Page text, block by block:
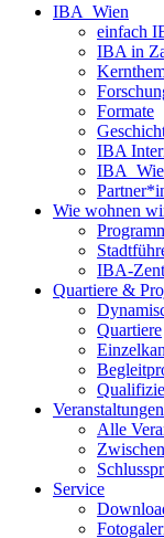
IBA_Wien
einfach
IBA in
Formate
IBA
Wie wohnen
IBA-
Quartiere &
Quartiere
Veranstaltungen
Alle
Service